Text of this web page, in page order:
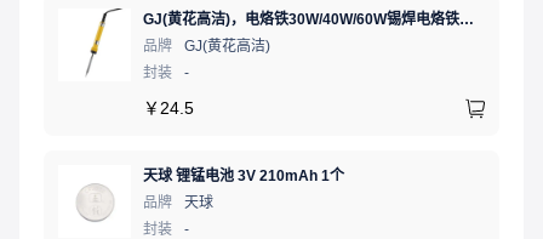
GJ(黄花高洁)，电烙铁30W/40W/60W锡焊电烙铁焊接工具电焊笔手机电子维修（内热35W），NO.435(35W)
品牌
GJ(黄花高洁)
封装
-
￥ 24.5
天球 锂锰电池 3V 210mAh 1个
品牌
天球
封装
-